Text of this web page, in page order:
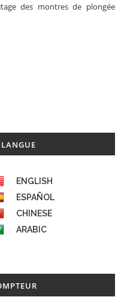
des montres de plongée
ENGLISH
ESPAÑOL
CHINESE
ARABIC